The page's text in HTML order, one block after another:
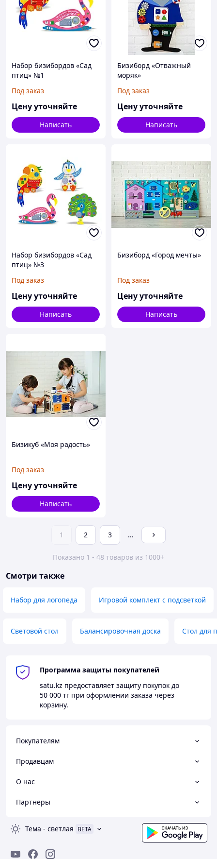
Набор бизибордов «Сад
птиц» №1
Под заказ
Цену уточняйте
Написать
Бизиборд «Отважный
моряк»
Под заказ
Цену уточняйте
Написать
Набор бизибордов «Сад
птиц» №3
Под заказ
Цену уточняйте
Написать
Бизиборд «Город мечты»
Под заказ
Цену уточняйте
Написать
Бизикуб «Моя радость»
Под заказ
Цену уточняйте
Написать
1 2 3 ...
Показано 1 - 48 товаров из 1000+
Смотри также
Набор для логопеда Игровой комплект с подсветкой
Световой стол Балансировочная доска Стол для
Программа защиты покупателей
satu.kz предоставляет защиту покупок до
50 000 тг при оформлении заказа через
корзину.
Покупателям
Продавцам
О нас
Партнеры
Тема - светлая BETA